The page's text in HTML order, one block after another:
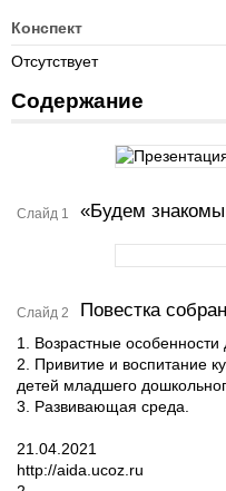
Конспект
Отсутствует
Содержание
Слайд 1 «Будем
Слайд 2 Повестка
1. Возрастные
2. Привитие и воспитание
детей младшего
3. Развивающая среда.
21.04.2021
http://aida.ucoz.ru